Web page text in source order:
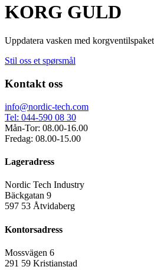
KORG GULD
Uppdatera vasken med
Stil oss et spørsmål
Kontakt oss
info@nordic-tech.com
Tel: 044-590 08 30
Mån-Tor: 08.00-16.00
Fredag: 08.00-15.00
Lageradress
Nordic Tech Industry
Bäckgatan 9
597 53 Åtvidaberg
Kontorsadress
Mossvägen 6
291 59 Kristianstad